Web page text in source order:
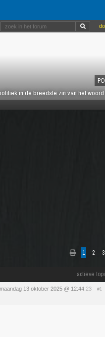
in de breedste zin van het
1 2 3
actieve
maandag 13 oktober 2025 @ 12:44:23 #1